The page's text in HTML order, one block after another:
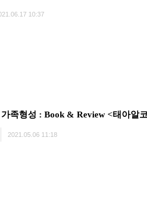
10:37
족형성 : Book & Review <태아알
2021.05.06 11:18